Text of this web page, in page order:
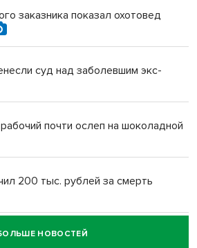
заказника показал охотовед
суд над заболевшим экс-
почти ослеп на шоколадной
200 тыс. рублей за смерть
водителя за смерть
НОВОСТЕЙ